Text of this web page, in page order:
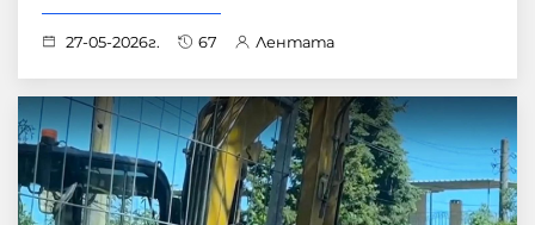
27-05-2026г. 67 Лентата